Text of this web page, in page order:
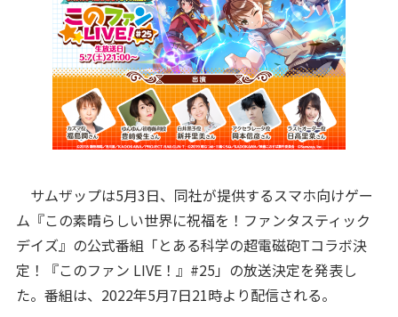
サムザップは5月3日、同社が提供するスマホ向けゲー
ム『この素晴らしい世界に祝福を！ファンタスティック
デイズ』の公式番組「とある科学の超電磁砲Tコラボ決
定！『このファン LIVE！』#25」の放送決定を発表し
た。番組は、2022年5月7日21時より配信される。